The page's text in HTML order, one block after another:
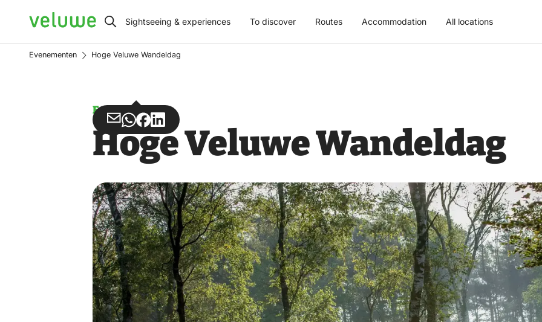
Veluwe Sightseeing & experiences To discover Routes Accommodation All locations
Evenementen Hoge Veluwe Wandeldag
Event
Share
via
Share
via
WhatsApp
Share
on
Facebook
Share
on
LinkedIn
Hoge Veluwe Wandeldag